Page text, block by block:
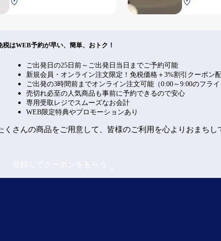
税はWEB予約が早い、簡単、おトク！
ご出発日の25日前～ご出発日当日までご予約可能
新規会員・オンライン注文限定！免税価格＋3%割引クーポン
ご出発の3時間前までオンライン注文可能（0:00～9:00のフライ
売切れ必至の人気商品も事前に予約できるので安心
専用受取レジでスムーズなお会計
WEB限定特典やプロモーションあり
くさんの商品をご用意して、皆様のご利用を心よりおまちし